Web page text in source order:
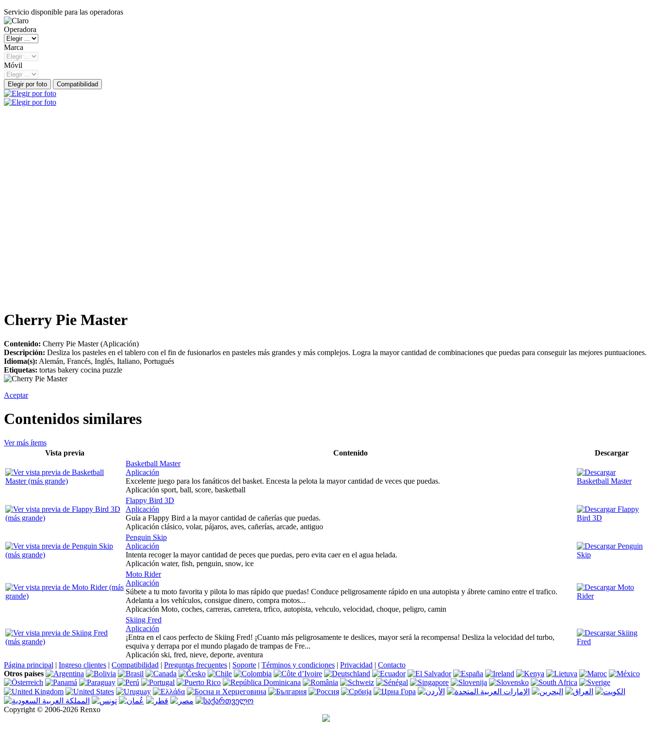
Servicio disponible para las operadoras
Operadora
Marca
Móvil
Cherry Pie Master
Contenido: Cherry Pie Master (Aplicación)
Descripción: Desliza los pasteles en el tablero con el fin de fusionarlos en pasteles más grandes y más complejos. Logra la mayor cantidad de combinaciones que puedas para conseguir las mejores puntuaciones.
Idioma(s): Alemán, Francés, Inglés, Italiano, Portugués
Etiquetas: tortas bakery cocina puzzle
Aceptar
Contenidos similares
Ver más ítems
Vista previa
Contenido
Descargar
Basketball Master
Aplicación
Excelente juego para los fanáticos del basket. Encesta la pelota la mayor cantidad de veces que puedas.
Aplicación sport, ball, score, basketball
Flappy Bird 3D
Aplicación
Guía a Flappy Bird a la mayor cantidad de cañerías que puedas.
Aplicación clásico, volar, pájaros, aves, cañerías, arcade, antiguo
Penguin Skip
Aplicación
Intenta recoger la mayor cantidad de peces que puedas, pero evita caer en el agua helada.
Aplicación water, fish, penguin, snow, ice
Moto Rider
Aplicación
Súbete a tu moto favorita y pilota lo mas rápido que puedas! Conduce peligrosamente rápido en una autopista y ábrete camino entre el trafico.
Adelanta a los vehículos, consigue dinero, compra motos...
Aplicación Moto, coches, carreras, carretera, trfico, autopista, vehculo, velocidad, choque, peligro, camin
Skiing Fred
Aplicación
¡Entra en el caos perfecto de Skiing Fred! ¡Cuanto más peligrosamente te deslices, mayor será la recompensa! Desliza la velocidad del turbo,
esquiva y derrapa por el mundo plagado de trampas de Fre...
Aplicación ski, fred, nieve, deporte, aventura
Página principal | Ingreso clientes | Compatibilidad | Preguntas frecuentes | Soporte | Términos y condiciones | Privacidad | Contacto
Otros países
Copyright © 2006-2026 Renxo